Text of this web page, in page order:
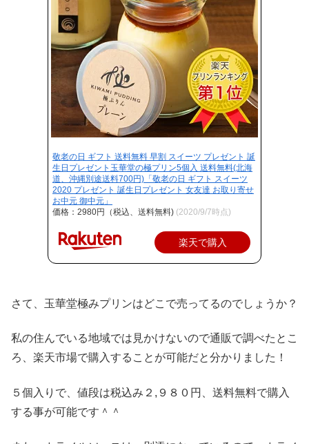
敬老の日 ギフト 送料無料 早割 スイーツ プレゼント 誕
生日プレゼント玉華堂の極プリン5個入 送料無料(北海
道、沖縄別途送料700円)「敬老の日 ギフト スイーツ
2020 プレゼント 誕生日プレゼント 女友達 お取り寄せ
お中元 御中元」
価格：2980円（税込、送料無料) (2020/9/7時点)
楽天で購入
さて、玉華堂極みプリンはどこで売ってるのでしょうか？
私の住んでいる地域では見かけないので通販で調べたとこ
ろ、楽天市場で購入することが可能だと分かりました！
５個入りで、値段は税込み２,９８０円、送料無料で購入
する事が可能です＾＾